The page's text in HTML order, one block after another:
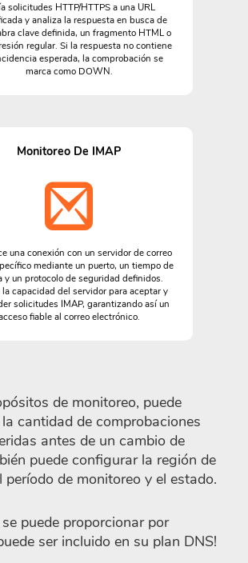
solicitudes HTTP/HTTPS a una URL
y analiza la respuesta en busca de
clave definida, un fragmento HTML o
regular. Si la respuesta no contiene
esperada, la comprobación se
marca como DOWN.
Monitoreo De IMAP
una conexión con un servidor de correo
mediante un puerto, un tiempo de
y un protocolo de seguridad definidos.
la capacidad del servidor para aceptar y
solicitudes IMAP, garantizando así un
fiable al correo electrónico.
de monitoreo, puede
cantidad de comprobaciones
antes de un cambio de
puede configurar la región de
período de monitoreo y el estado.
se puede proporcionar por
ser incluido en su plan DNS!